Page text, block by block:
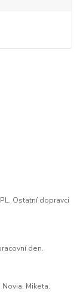
Ostatní dopravci
den.
Novia, Miketa.